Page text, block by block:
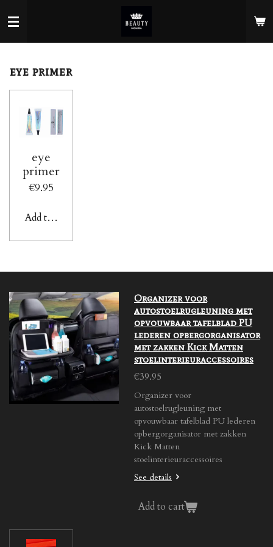
to
main
eye primer
eye
primer
€9.95
Add to cart
Organizer voor
autostoelrugleuning met
opvouwbaar tafelblad PU
lederen opbergorganisator
met zakken Kick Matten
stoelinterieuraccessoires
€39.95
Organizer voor
autostoelrugleuning met
opvouwbaar tafelblad PU lederen
opbergorganisator met zakken
Kick Matten
stoelinterieuraccessoires
See details
Add to cart